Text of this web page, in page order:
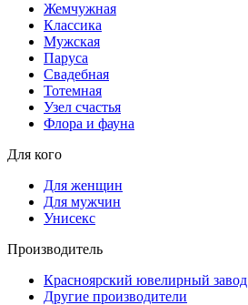
Жемчужная
Классика
Мужская
Паруса
Свадебная
Тотемная
Узел счастья
Флора и фауна
Для кого
Для женщин
Для мужчин
Унисекс
Производитель
Красноярский ювелирный завод
Другие производители